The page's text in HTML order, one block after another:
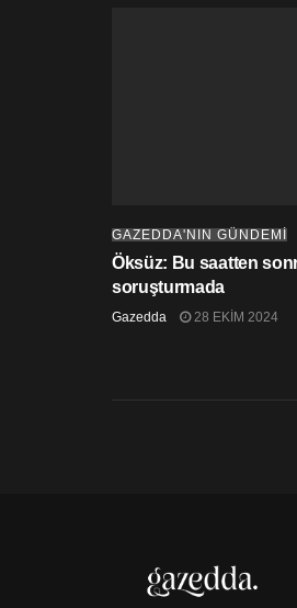
GAZEDDA'NIN GÜNDEMİ
Öksüz: Bu saatten
soruşturmada
Gazedda 28 EKIM 2024